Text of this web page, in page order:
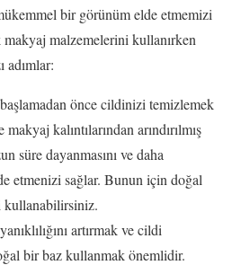
bir görünüm elde etmemizi
malzemelerini kullanırken
adımlar:
önce cildinizi temizlemek
kalıntılarından arındırılmış
süre dayanmasını ve daha
etmenizi sağlar. Bunun için doğal
artırmak ve cildi
bir baz kullanmak önemlidir.